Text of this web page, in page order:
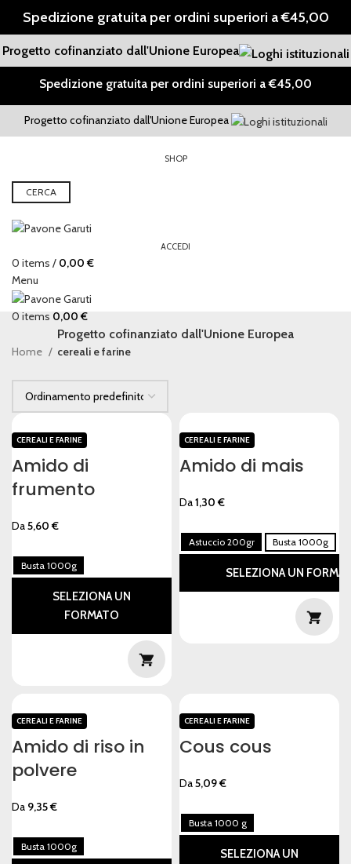
Spedizione gratuita per ordini superiori a €45,00
Progetto cofinanziato dall'Unione Europea
Spedizione gratuita per ordini superiori a €45,00
Progetto cofinanziato dall'Unione Europea
SHOP
CERCA
ACCEDI
0 items / 0,00€
Menu
0 items 0,00€
Progetto cofinanziato dall'Unione Europea
Home cereali e farine
Amido di
frumento
CEREALI E FARINE
Da5,60€
Busta 1000g
SELEZIONA UN
FORMATO
Amido di mais
CEREALI E FARINE
Da1,30€
Astuccio 200gr Busta 1000g
SELEZIONA UN
Amido di riso in
polvere
CEREALI E FARINE
Da 9,35€
Busta 1000g
Cous cous
CEREALI E FARINE
Da5,09€
Busta 1000 g
SELEZIONA UN